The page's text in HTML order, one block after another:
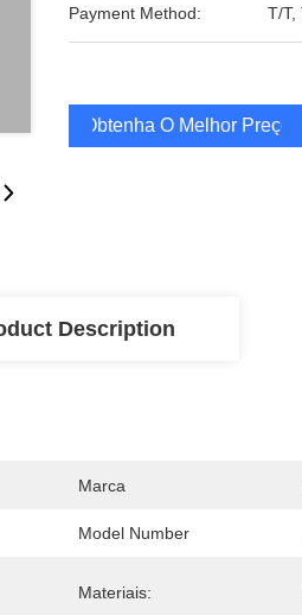
Payment Method: T/T,
Obtenha O Melhor Preço
Description
Marca
Model Number
Materiais: